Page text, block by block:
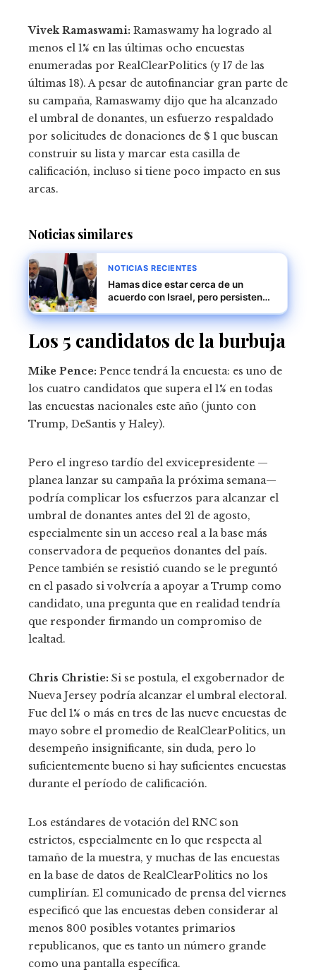
Vivek Ramaswami: Ramaswamy ha logrado al
menos el 1% en las últimas ocho encuestas
enumeradas por RealClearPolitics (y 17 de las
últimas 18). A pesar de autofinanciar gran parte de
su campaña, Ramaswamy dijo que ha alcanzado
el umbral de donantes, un esfuerzo respaldado
por solicitudes de donaciones de $ 1 que buscan
construir su lista y marcar esta casilla de
calificación, incluso si tiene poco impacto en sus
arcas.
Noticias similares
NOTICIAS RECIENTES
Hamas dice estar cerca de un
acuerdo con Israel, pero persisten
Los 5 candidatos de la burbuja
Mike Pence: Pence tendrá la encuesta: es uno de
los cuatro candidatos que supera el 1% en todas
las encuestas nacionales este año (junto con
Trump, DeSantis y Haley).
Pero el ingreso tardío del exvicepresidente —
planea lanzar su campaña la próxima semana—
podría complicar los esfuerzos para alcanzar el
umbral de donantes antes del 21 de agosto,
especialmente sin un acceso real a la base más
conservadora de pequeños donantes del país.
Pence también se resistió cuando se le preguntó
en el pasado si volvería a apoyar a Trump como
candidato, una pregunta que en realidad tendría
que responder firmando un compromiso de
lealtad.
Chris Christie: Si se postula, el exgobernador de
Nueva Jersey podría alcanzar el umbral electoral.
Fue del 1% o más en tres de las nueve encuestas de
mayo sobre el promedio de RealClearPolitics, un
desempeño insignificante, sin duda, pero lo
suficientemente bueno si hay suficientes encuestas
durante el período de calificación.
Los estándares de votación del RNC son
estrictos, especialmente en lo que respecta al
tamaño de la muestra, y muchas de las encuestas
en la base de datos de RealClearPolitics no los
cumplirían. El comunicado de prensa del viernes
especificó que las encuestas deben considerar al
menos 800 posibles votantes primarios
republicanos, que es tanto un número grande
como una pantalla específica.